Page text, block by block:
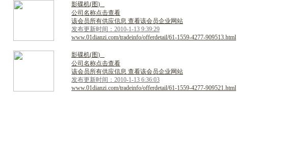
影碟机(图)
公司名称点击查看
该会员所有供应信息 查看该会员企业网站
发布更新时间：2010-1-13 9:39:29
www.01dianzi.com/tradeinfo/offerdetail/61-1559-4277-909513.html
影碟机(图)
公司名称点击查看
该会员所有供应信息 查看该会员企业网站
发布更新时间：2010-1-13 6:36:03
www.01dianzi.com/tradeinfo/offerdetail/61-1559-4277-909521.html